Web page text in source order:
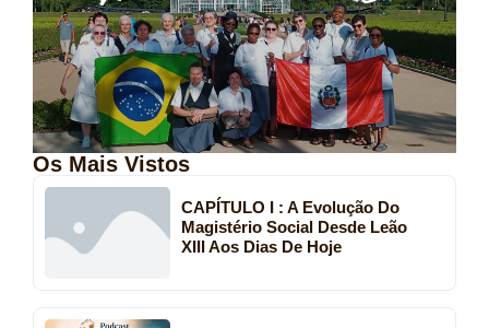
Os Mais Vistos
CAPÍTULO I : A Evolução Do
Magistério Social Desde Leão
XIII Aos Dias De Hoje